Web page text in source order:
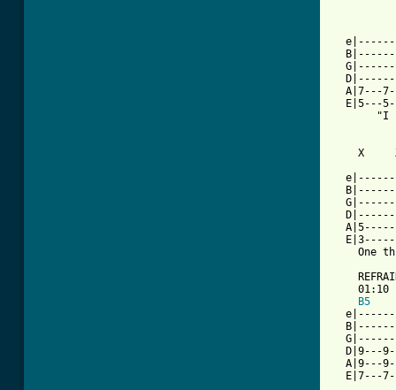
A|7---
E|5---
X
One
    01:10
B5
D|9---
A|9---
E|7---